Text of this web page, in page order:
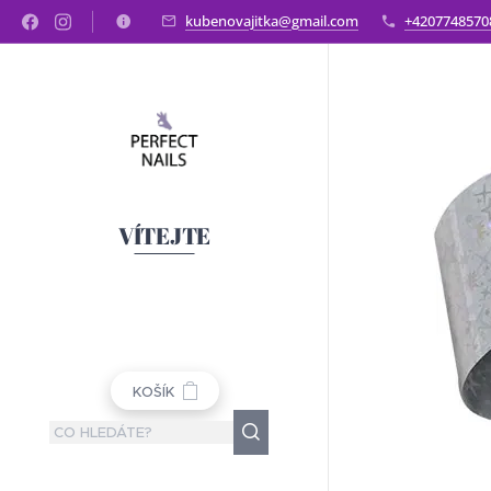
kubenovajitka@gmail.com
VÍTEJTE
KOŠÍK